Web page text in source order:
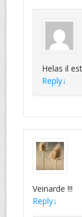
Helas il
Reply↓
Veinarde !!!
Reply↓